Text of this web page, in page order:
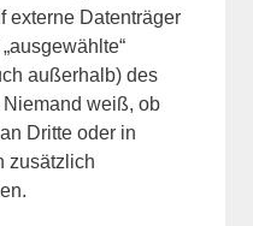
externe Datenträger
außerhalb) des
weiß, ob
Dritte oder in
zusätzlich